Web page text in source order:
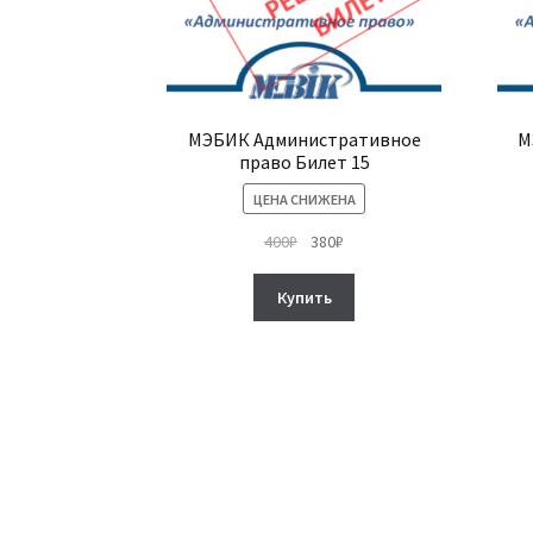
МЭБИК Административное
право Билет 15
ЦЕНА СНИЖЕНА
400₽
Первоначальная
составляла
400₽.
380₽
Купить